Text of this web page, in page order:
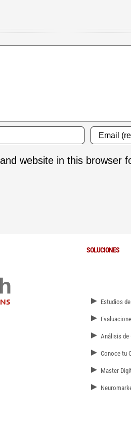
website in this browser
SOLUCIONES
► Estudios
►
► Análisis de
► Conoce tu
► Master
►